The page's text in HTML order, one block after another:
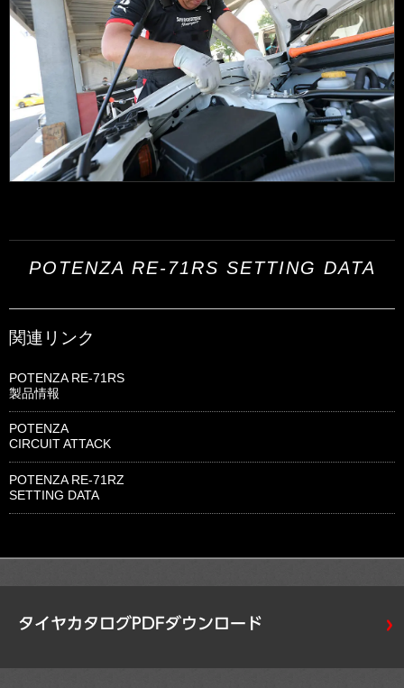
POTENZA RE-71RS SETTING DATA
関連リンク
POTENZA RE-71RS
製品情報
POTENZA
CIRCUIT ATTACK
POTENZA RE-71RZ
SETTING DATA
タイヤカタログPDFダウンロード